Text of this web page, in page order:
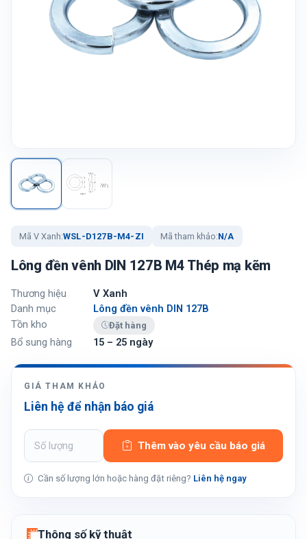
Mã V Xanh:WSL-D127B-M4-ZI Mã tham khảo:N/A
Lông đền vênh DIN 127B M4 Thép mạ kẽm
Thương hiệu
V Xanh
Danh mục
Lông đền vênh DIN 127B
Tồn kho
Đặt hàng
Bổ sung hàng 15 – 25 ngày
GIÁ THAM KHẢO
Liên hệ để nhận báo giá
Thêm vào yêu cầu báo giá
Cần số lượng lớn hoặc hàng đặt riêng? Liên hệ ngay
Thông số kỹ thuật